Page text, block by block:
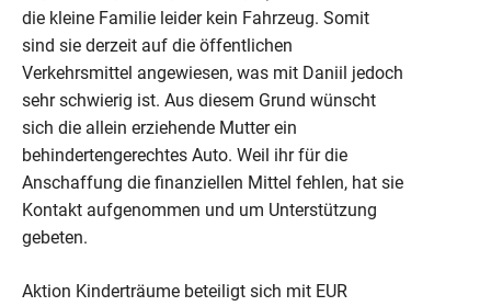
die kleine Familie leider kein Fahrzeug. Somit
sind sie derzeit auf die öffentlichen
Verkehrsmittel angewiesen, was mit Daniil jedoch
sehr schwierig ist. Aus diesem Grund wünscht
sich die allein erziehende Mutter ein
behindertengerechtes Auto. Weil ihr für die
Anschaffung die finanziellen Mittel fehlen, hat sie
Kontakt aufgenommen und um Unterstützung
gebeten.
Aktion Kinderträume beteiligt sich mit EUR